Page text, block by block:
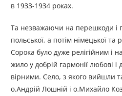
в 1933-1934 роках.
Та незважаючи на перешкоди і
польської, а потім німецької та
Сорока було дуже релігійним і
жило у добрій гармонії любові і
вірними. Село, з якого вийшли
о.Андрій Лошній і о.Михайло